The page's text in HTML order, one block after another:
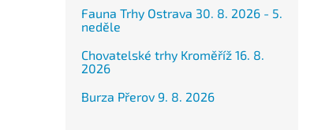
Fauna Trhy Ostrava 30. 8. 2026 - 5.
neděle
Chovatelské trhy Kroměříž 16. 8.
2026
Burza Přerov 9. 8. 2026